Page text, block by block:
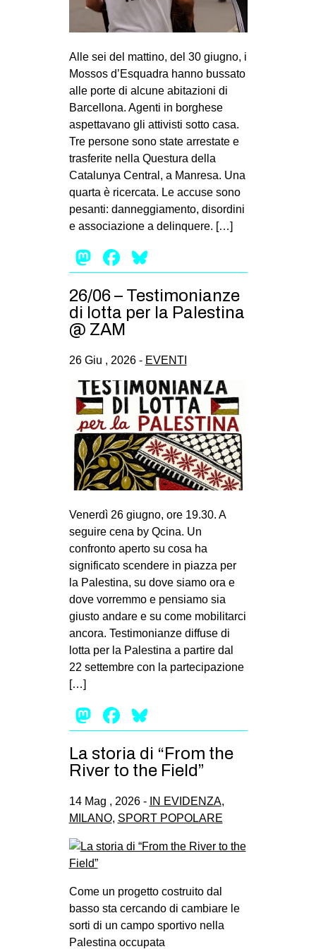
AFRICA
AMERICHE
ESTREMO ORIENTE
EUROPA
MEDIO ORIENTE
MONDO
EVENTI
ms
Alle sei del mattino, del 30 giugno, i
Mossos d’Esquadra hanno bussato
alle porte di alcune abitazioni di
Barcellona. Agenti in borghese
aspettavano gli attivisti sotto casa.
Tre persone sono state arrestate e
trasferite nella Questura della
Catalunya Central, a Manresa. Una
quarta è ricercata. Le accuse sono
pesanti: danneggiamento, disordini
e associazione a delinquere. […]
Mastodon
Facebook
26/06 – Testimonianze
di lotta per la Palestina
@ ZAM
26 Giu , 2026 - EVENTI
Venerdì 26 giugno, ore 19.30. A
seguire cena by Qcina. Un
confronto aperto su cosa ha
significato scendere in piazza per
la Palestina, su dove siamo ora e
dove vorremmo e pensiamo sia
giusto andare e su come mobilitarci
ancora. Testimonianze diffuse di
lotta per la Palestina a partire dal
22 settembre con la partecipazione
[…]
Mastodon
Facebook
La storia di “From the
River to the Field”
14 Mag , 2026 - IN EVIDENZA,
MILANO, SPORT POPOLARE
Come un progetto costruito dal
basso sta cercando di cambiare le
sorti di un campo sportivo nella
Palestina occupata